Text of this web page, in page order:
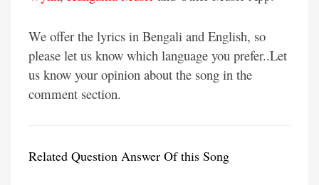
We offer the lyrics in Bengali and English, so
please let us know which language you prefer..Let
us know your opinion about the song in the
comment section.
Related Question Answer Of this Song